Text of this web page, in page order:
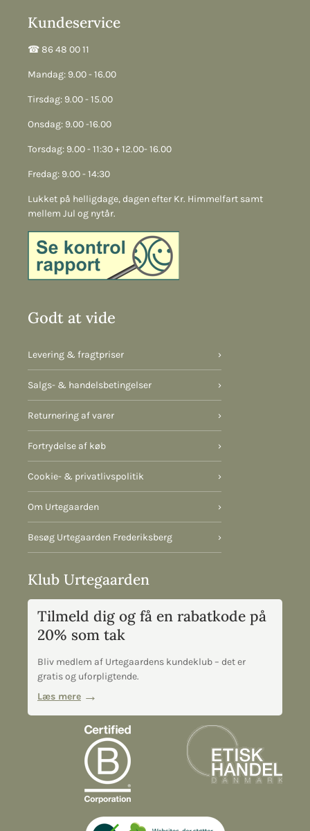
Kundeservice
☎︎ 86 48 00 11
Mandag: 9.00 - 16.00
Tirsdag: 9.00 - 15.00
Onsdag: 9.00 -16.00
Torsdag: 9.00 - 11:30 + 12.00- 16.00
Fredag: 9.00 - 14:30
Lukket på helligdage, dagen efter Kr. Himmelfart samt
mellem Jul og nytår.
Godt at vide
Levering & fragtpriser ›
Salgs- & handelsbetingelser ›
Returnering af varer ›
Fortrydelse af køb ›
Cookie- & privatlivspolitik ›
Om Urtegaarden ›
Besøg Urtegaarden Frederiksberg ›
Klub Urtegaarden
Tilmeld dig og få en rabatkode på
20% som tak
Bliv medlem af Urtegaardens kundeklub – det er
gratis og uforpligtende.
Læs mere